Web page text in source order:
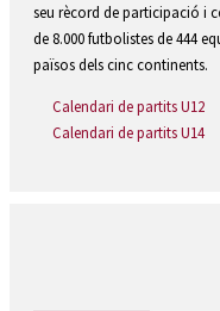
seu rècord de participació i
de 8.000 futbolistes de 444
països dels cinc continents.
Calendari de partits U12
Calendari de partits U14